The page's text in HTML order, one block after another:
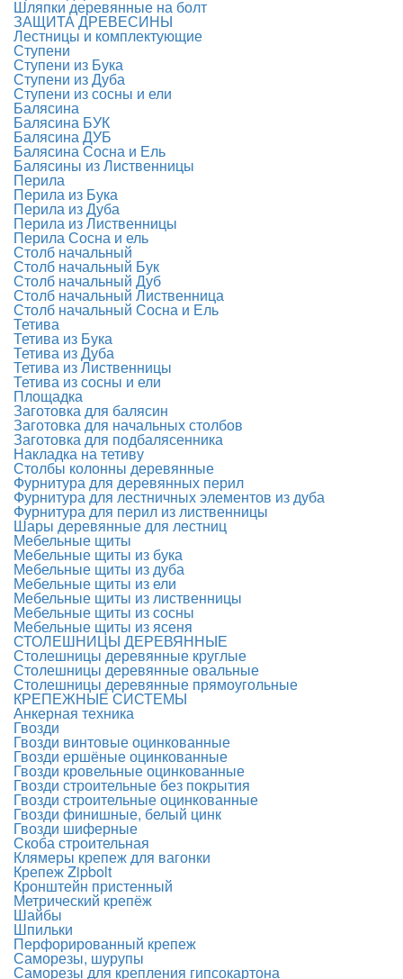
Шляпки деревянные на болт
ЗАЩИТА ДРЕВЕСИНЫ
Лестницы и комплектующие
Ступени
Ступени из Бука
Ступени из Дуба
Ступени из сосны и ели
Балясина
Балясина БУК
Балясина ДУБ
Балясина Сосна и Ель
Балясины из Лиственницы
Перила
Перила из Бука
Перила из Дуба
Перила из Лиственницы
Перила Сосна и ель
Столб начальный
Столб начальный Бук
Столб начальный Дуб
Столб начальный Лиственница
Столб начальный Сосна и Ель
Тетива
Тетива из Бука
Тетива из Дуба
Тетива из Лиственницы
Тетива из сосны и ели
Площадка
Заготовка для балясин
Заготовка для начальных столбов
Заготовка для подбалясенника
Накладка на тетиву
Столбы колонны деревянные
Фурнитура для деревянных перил
Фурнитура для лестничных элементов из дуба
Фурнитура для перил из лиственницы
Шары деревянные для лестниц
Мебельные щиты
Мебельные щиты из бука
Мебельные щиты из дуба
Мебельные щиты из ели
Мебельные щиты из лиственницы
Мебельные щиты из сосны
Мебельные щиты из ясеня
СТОЛЕШНИЦЫ ДЕРЕВЯННЫЕ
Столешницы деревянные круглые
Столешницы деревянные овальные
Столешницы деревянные прямоугольные
КРЕПЕЖНЫЕ СИСТЕМЫ
Анкерная техника
Гвозди
Гвозди винтовые оцинкованные
Гвозди ершёные оцинкованные
Гвозди кровельные оцинкованные
Гвозди строительные без покрытия
Гвозди строительные оцинкованные
Гвозди финишные, белый цинк
Гвозди шиферные
Скоба строительная
Клямеры крепеж для вагонки
Крепеж Zipbolt
Кронштейн пристенный
Метрический крепёж
Шайбы
Шпильки
Перфорированный крепеж
Саморезы, шурупы
Саморезы для крепления гипсокартона